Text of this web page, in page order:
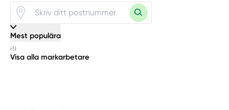
Mest populära
Visa alla markarbetare